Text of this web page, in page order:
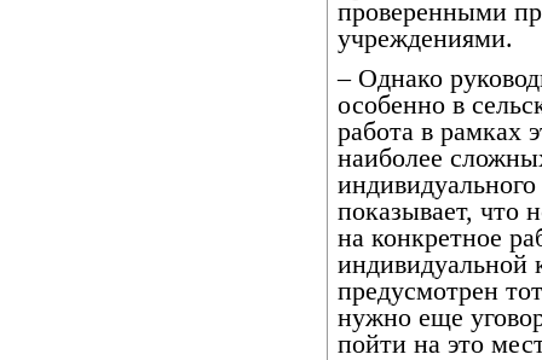
проверенными
учреждениями.
– Однако
особенно в
работа в рамках
наиболее
показывает, что
на конкретное
индивидуальной
предусмотрен
нужно еще
пойти на это